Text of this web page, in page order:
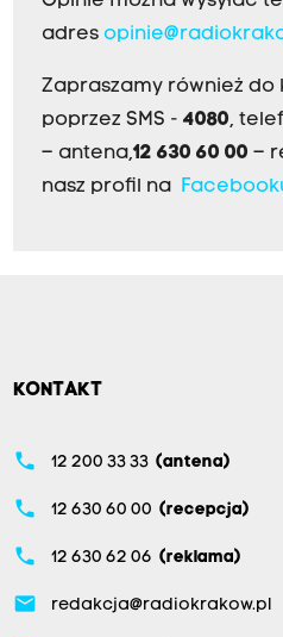
adres
Zapraszamy również do
poprzez SMS - 4080,
– antena,12 630 60 00 –
nasz profil na
KONTAKT
phone 12 200 33 33 (antena)
phone 12 630 60 00 (recepcja)
phone 12 630 62 06 (reklama)
email redakcja@radiokrakow.pl